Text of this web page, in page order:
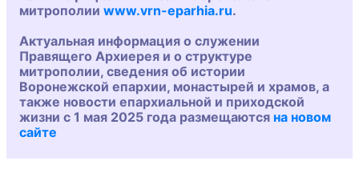
митрополии www.vrn-eparhia.ru.
Актуальная информация о служении
Правящего Архиерея и о структуре
митрополии, сведения об истории
Воронежской епархии, монастырей и храмов, а
также новости епархиальной и приходской
жизни с 1 мая 2025 года размещаются на новом
сайте